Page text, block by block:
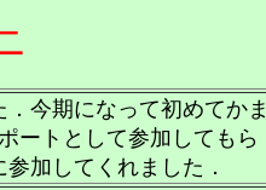
今期になって初めてかま
ートとして参加してもら
加してくれました．